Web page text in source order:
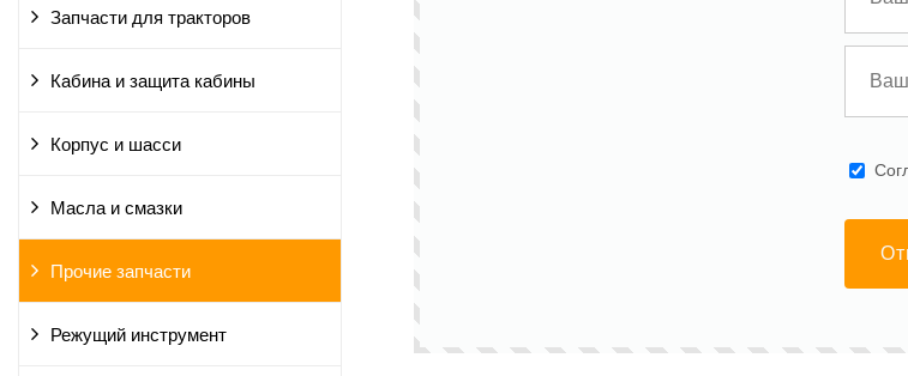
Запчасти для тракторов
Кабина и защита кабины
Корпус и шасси
Масла и смазки
Прочие запчасти
Режущий инструмент